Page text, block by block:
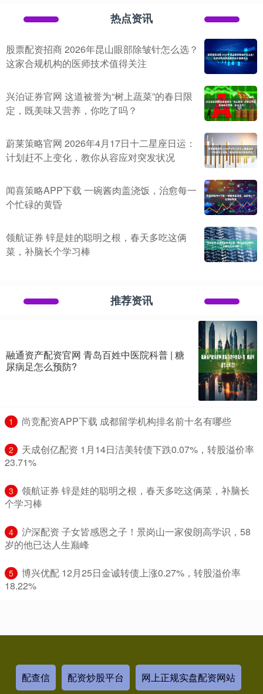
热点资讯
股票配资招商 2026年昆山眼部除皱针怎么选？
这家合规机构的医师技术值得关注
兴泊证券官网 这道被誉为“树上蔬菜”的春日限
定，既美味又营养，你吃了吗？
蔚莱策略官网 2026年4月17日十二星座日运：
计划赶不上变化，教你从容应对突发状况
闻喜策略APP下载 一碗酱肉盖浇饭，治愈每一
个忙碌的黄昏
领航证券 锌是娃的聪明之根，春天多吃这俩
菜，补脑长个学习棒
推荐资讯
融通资产配资官网 青岛百姓中医院科普 | 糖
尿病足怎么预防?
1 ​尚竞配资APP下载 成都留学机构排名前十名有哪些
2
​天成创亿配资 1月14日洁美转债下跌0.07%，转股溢价率
23.71%
3
​领航证券 锌是娃的聪明之根，春天多吃这俩菜，补脑长
个学习棒
4
​沪深配资 子女皆感恩之子！景岗山一家俊朗高学识，58
岁的他已达人生巅峰
5
​博兴优配 12月25日金诚转债上涨0.27%，转股溢价率
18.22%
配查信 配资炒股平台 网上正规实盘配资网站